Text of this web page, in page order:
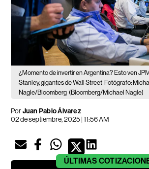
¿Momento de invertir en Argentina? Esto ven
Stanley, gigantes de Wall Street Fotógrafo:
Nagle/Bloomberg (Bloomberg/Michael Nagle)
PorJuan Pablo Álvarez
02 de septiembre, 2025 | 11:56 AM
ÚLTIMAS